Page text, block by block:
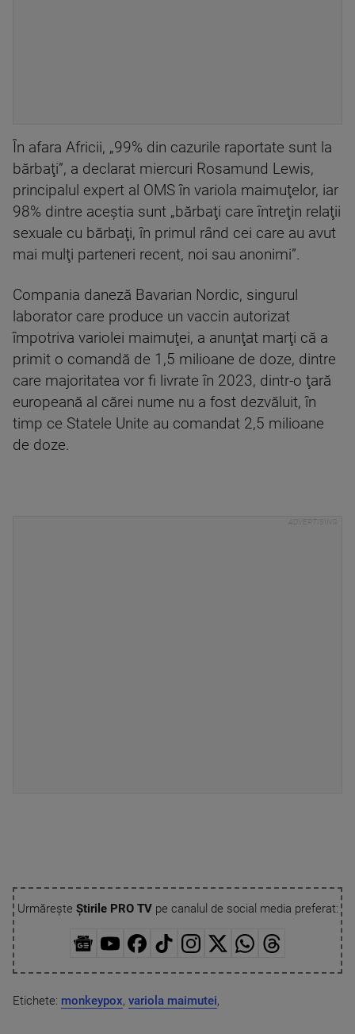
În afara Africii, „99% din cazurile raportate sunt la
bărbaţi”, a declarat miercuri Rosamund Lewis,
principalul expert al OMS în variola maimuţelor, iar
98% dintre aceştia sunt „bărbaţi care întreţin relaţii
sexuale cu bărbaţi, în primul rând cei care au avut
mai mulţi parteneri recent, noi sau anonimi”.
Compania daneză Bavarian Nordic, singurul
laborator care produce un vaccin autorizat
împotriva variolei maimuţei, a anunţat marţi că a
primit o comandă de 1,5 milioane de doze, dintre
care majoritatea vor fi livrate în 2023, dintr-o ţară
europeană al cărei nume nu a fost dezvăluit, în
timp ce Statele Unite au comandat 2,5 milioane
de doze.
Urmărește Știrile PRO TVpe canalul de social media preferat:
Etichete: monkeypox, variola maimutei,